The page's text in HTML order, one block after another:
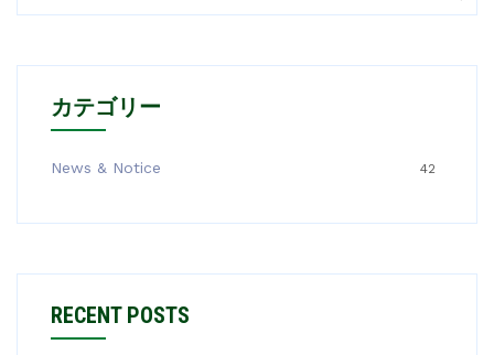
カテゴリー
News & Notice 42
RECENT POSTS